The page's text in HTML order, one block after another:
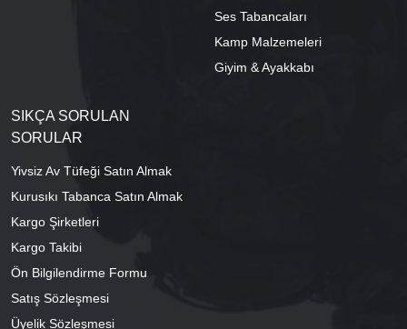
Ses Tabancaları
Kamp Malzemeleri
Giyim & Ayakkabı
SIKÇA SORULAN
SORULAR
Yivsiz Av Tüfeği Satın Almak
Kurusıkı Tabanca Satın Almak
Kargo Şirketleri
Kargo Takibi
Ön Bilgilendirme Formu
Satış Sözleşmesi
Üyelik Sözleşmesi